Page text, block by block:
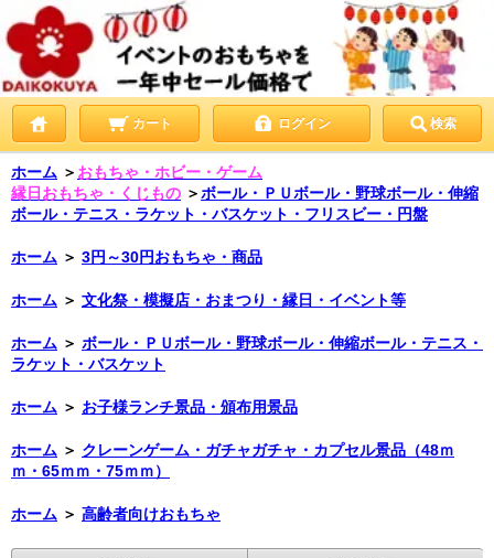
カート ログイン 検索
ホーム ＞ おもちゃ・ホビー・ゲーム
縁日おもちゃ・くじもの ＞ボール・ＰＵボール・野球ボール・伸縮
ボール・テニス・ラケット・バスケット・フリスビー・円盤
ホーム ＞ 3円～30円おもちゃ・商品
ホーム ＞ 文化祭・模擬店・おまつり・縁日・イベント等
ホーム ＞ ボール・ＰＵボール・野球ボール・伸縮ボール・テニス・
ラケット・バスケット
ホーム ＞ お子様ランチ景品・頒布用景品
ホーム ＞ クレーンゲーム・ガチャガチャ・カプセル景品（48ｍ
ｍ・65ｍｍ・75ｍｍ）
ホーム ＞ 高齢者向けおもちゃ